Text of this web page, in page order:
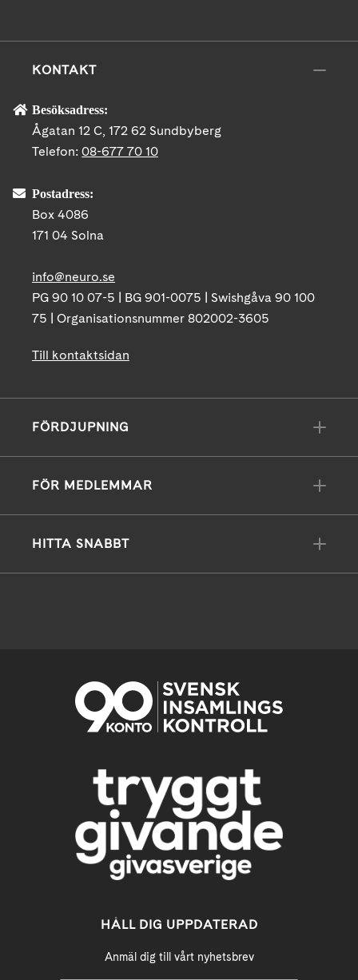
KONTAKT
Besöksadress:
Ågatan 12 C, 172 62 Sundbyberg
Telefon: 08-677 70 10
Postadress:
Box 4086
171 04 Solna
info@neuro.se
PG 90 10 07-5 | BG 901-0075 | Swishgåva 90 100
75 | Organisationsnummer 802002-3605
Till kontaktsidan
FÖRDJUPNING
FÖR MEDLEMMAR
HITTA SNABBT
HÅLL DIG UPPDATERAD
Anmäl dig till vårt nyhetsbrev